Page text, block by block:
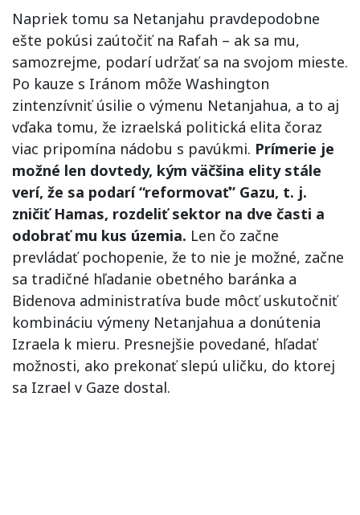
Napriek tomu sa Netanjahu pravdepodobne
ešte pokúsi zaútočiť na Rafah – ak sa mu,
samozrejme, podarí udržať sa na svojom mieste.
Po kauze s Iránom môže Washington
zintenzívniť úsilie o výmenu Netanjahua, a to aj
vďaka tomu, že izraelská politická elita čoraz
viac pripomína nádobu s pavúkmi. Prímerie je
možné len dovtedy, kým väčšina elity stále
verí, že sa podarí “reformovať” Gazu, t. j.
zničiť Hamas, rozdeliť sektor na dve časti a
odobrať mu kus územia. Len čo začne
prevládať pochopenie, že to nie je možné, začne
sa tradičné hľadanie obetného baránka a
Bidenova administratíva bude môcť uskutočniť
kombináciu výmeny Netanjahua a donútenia
Izraela k mieru. Presnejšie povedané, hľadať
možnosti, ako prekonať slepú uličku, do ktorej
sa Izrael v Gaze dostal.